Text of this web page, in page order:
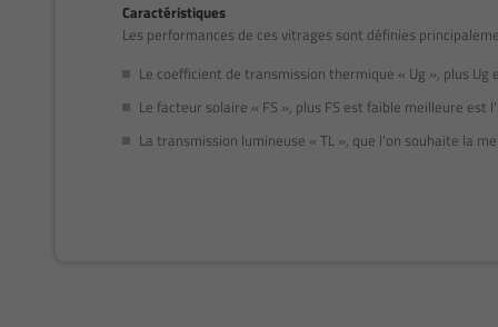
Caractéristiques
Les performances de ces vitrages sont définies
Le coefficient de transmission thermique « Ug », plus
Le facteur solaire « FS », plus FS est faible meilleure est
La transmission lumineuse « TL », que l'on souhaite la